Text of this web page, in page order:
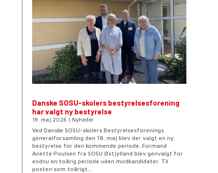
Danske SOSU-skolers bestyrelsesforening
har valgt ny bestyrelse
19. maj 2026 | Nyheder
Ved Danske SOSU-skolers Bestyrelsesforenings
generalforsamling den 18. maj blev der valgt en ny
bestyrelse for den kommende periode. Formand
Anette Poulsen fra SOSU Østjylland blev genvalgt for
endnu en toårig periode uden modkandidater. Til
posten som toårigt...